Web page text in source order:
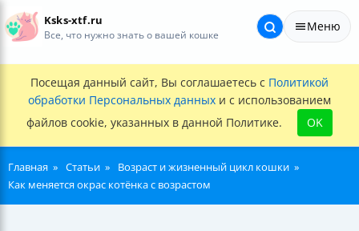
Ksks-xtf.ru
Все, что нужно знать о вашей кошке
Меню
Посещая данный сайт, Вы соглашаетесь с Политикой
обработки Персональных данных и с использованием
файлов cookie, указанных в данной Политике.
OK
Главная Статьи
Возраст и жизненный цикл кошки
Как меняется окрас котёнка с возрастом